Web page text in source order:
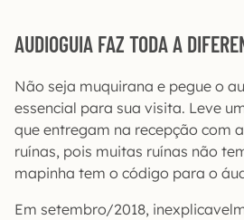
AUDIOGUIA FAZ TODA A
Não seja muquirana e pegue o
essencial para sua visita. Leve
que entregam na recepção com
ruínas, pois muitas ruínas não
mapinha tem o código para o
Em setembro/2018,